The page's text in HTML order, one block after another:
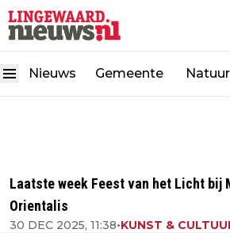
Nieuws Gemeente
Laatste week Feest van het Licht bij
Orientalis
30 DEC 2025, 11:38•KUNST &